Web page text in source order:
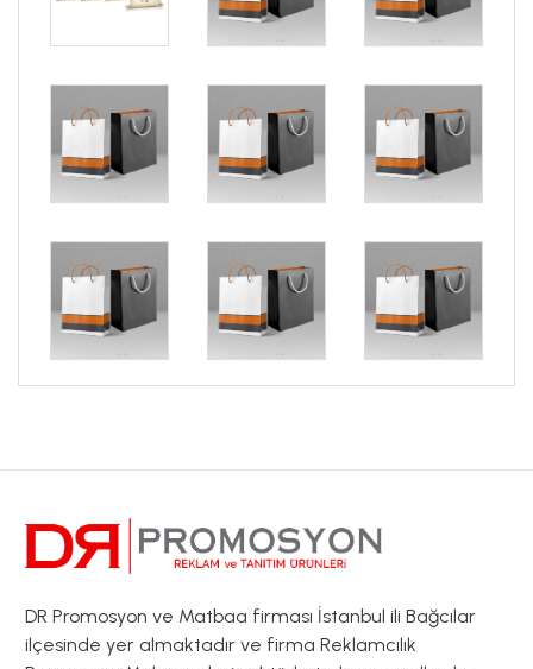
DR Promosyon ve Matbaa firması İstanbul ili Bağcılar
ilçesinde yer almaktadır ve firma Reklamcılık